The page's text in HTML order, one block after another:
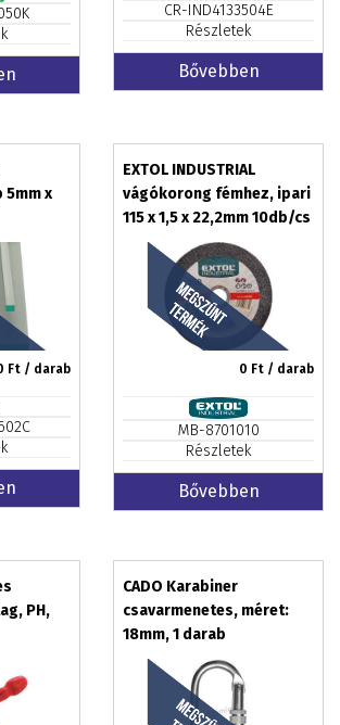
CR-IND4133504E
Részletek
Bővebben
5mm x
Ft / darab
EXTOL INDUSTRIAL
vágókorong fémhez, ipari
115 x 1,5 x 22,2mm 10db/cs
0 Ft / darab
MB-8701010
Részletek
Bővebben
PH,
CADO Karabiner
csavarmenetes, méret:
18mm, 1 darab